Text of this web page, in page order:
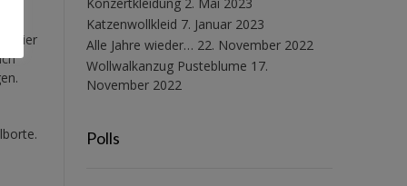
hier
Katzenwollkleid 7. Januar 2023
Alle Jahre wieder… 22. November 2022
Wollwalkanzug Pusteblume 17.
November 2022
Polls